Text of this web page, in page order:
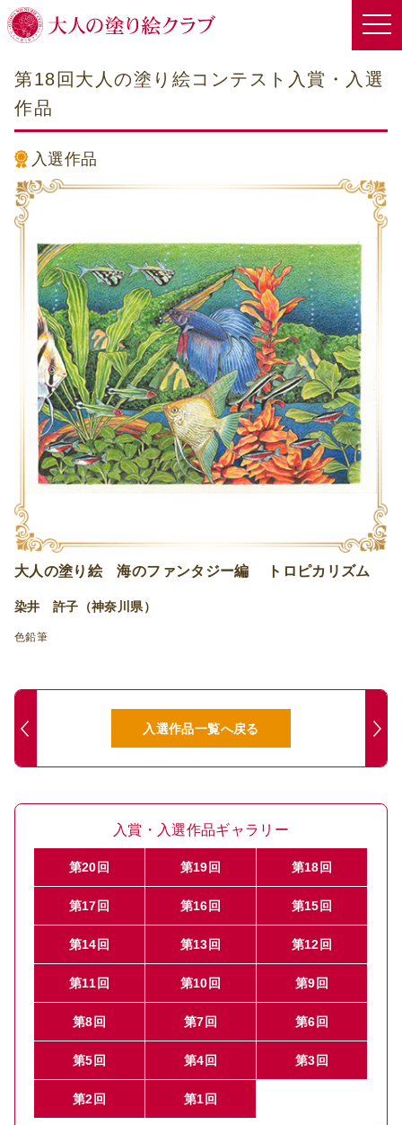
第18回大人の塗り絵コンテスト入賞・入選
作品
入選作品
大人の塗り絵 海のファンタジー編 トロピカリズム
染井 許子（神奈川県）
色鉛筆
入選作品一覧へ戻る
入賞・入選作品ギャラリー
第20回 第19回 第18回
第17回 第16回 第15回
第14回 第13回 第12回
第11回 第10回 第9回
第8回 第7回 第6回
第5回 第4回 第3回
第2回 第1回